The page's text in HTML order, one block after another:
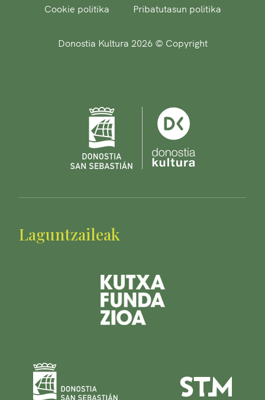
Cookie politika Pribatutasun politika
Donostia Kultura 2026 © Copyright
Laguntzaileak